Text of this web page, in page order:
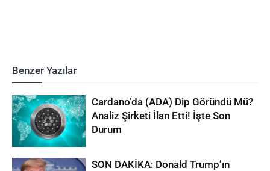
Benzer Yazılar
Cardano’da (ADA) Dip Göründü Mü?
Analiz Şirketi İlan Etti! İşte Son
Durum
SON DAKİKA: Donald Trump’ın